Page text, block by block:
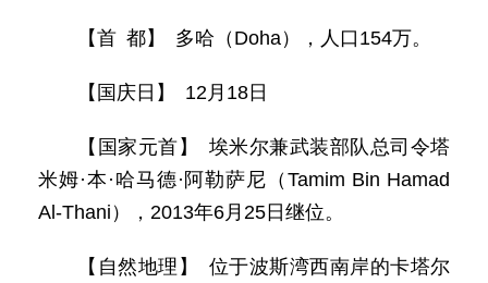
【首 都】 多哈（Doha），人口154万。
【国庆日】 12月18日
【国家元首】 埃米尔兼武装部队总司令塔
米姆·本·哈马德·阿勒萨尼（Tamim Bin Hamad
Al-Thani），2013年6月25日继位。
【自然地理】 位于波斯湾西南岸的卡塔尔